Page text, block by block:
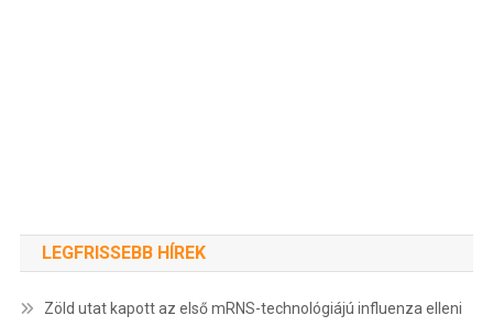
LEGFRISSEBB HÍREK
Zöld utat kapott az első mRNS-technológiájú influenza elleni